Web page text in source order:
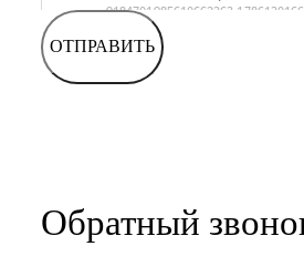
ОТПРАВИТЬ
Обратный